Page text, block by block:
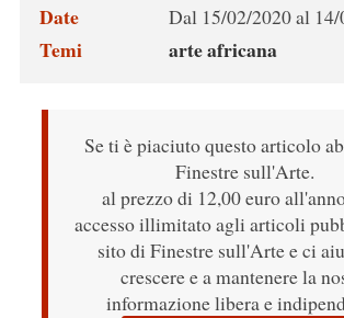
Date
Dal 15/02/2020 al
Temi arte africana
Se ti è piaciuto questo articolo
Finestre sull'Arte.
al prezzo di 12,00 euro
accesso illimitato agli articoli
sito di Finestre sull'Arte e ci
crescere e a mantenere la
informazione libera e